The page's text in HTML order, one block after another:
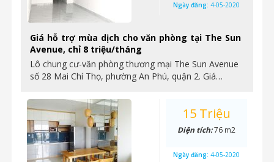
Giá hỗ trợ mùa dịch cho văn phòng tại The Sun
Avenue, chỉ 8 triệu/tháng
Lô chung cư-văn phòng thương mại The Sun Avenue
số 28 Mai Chí Thọ, phường An Phú, quận 2. Giá…
Ngày đăng: 4-05-2020
15 Triệu
Diện tích:76 m2
Ngày đăng: 4-05-2020